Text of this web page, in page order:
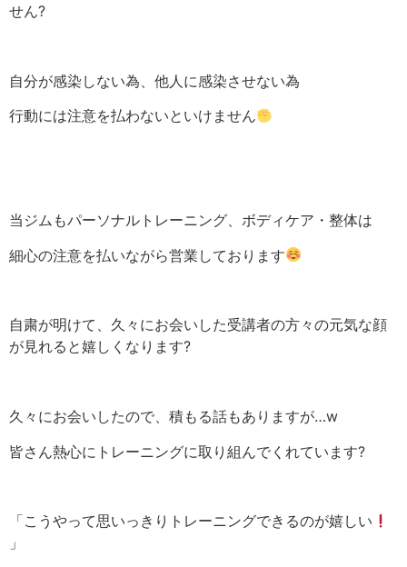
せん?
自分が感染しない為、他人に感染させない為
行動には注意を払わないといけません
当ジムもパーソナルトレーニング、ボディケア・整体は
細心の注意を払いながら営業しております
自粛が明けて、久々にお会いした受講者の方々の元気な顔
が見れると嬉しくなります?
久々にお会いしたので、積もる話もありますが…w
皆さん熱心にトレーニングに取り組んでくれています?
「こうやって思いっきりトレーニングできるのが嬉しい
」